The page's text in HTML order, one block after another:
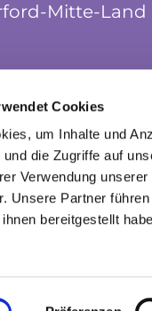
Cookies
um Inhalte und
die Zugriffe auf
Verwendung
Unsere Partner
bereitgestellt
Mitte-Land